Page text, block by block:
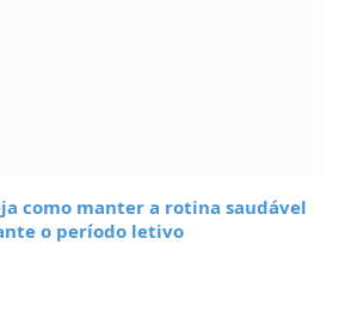
como manter a rotina saudável
o período letivo